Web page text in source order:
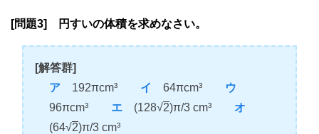
[問題3] 円すいの体積を求めなさい。
[解答群]
ア 192πcm³ イ 64πcm³
ウ
96πcm³ エ (128√2)π/3 cm³ オ
(64√2)π/3 cm³